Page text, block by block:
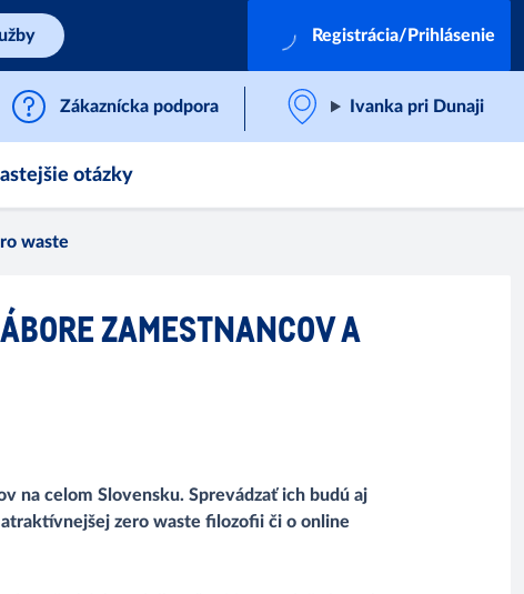
Registrácia/Prihlásenie
Zákaznícka podpora Ivanka pri Dunaji
otázky
waste
ZAMESTNANCOV A
na celom Slovensku. Sprevádzať ich budú aj
zero waste filozofii či o online